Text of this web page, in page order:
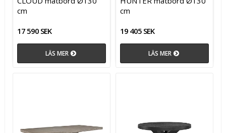
cm
17 590 SEK
LÄS MER
cm
19 405 SEK
LÄS MER